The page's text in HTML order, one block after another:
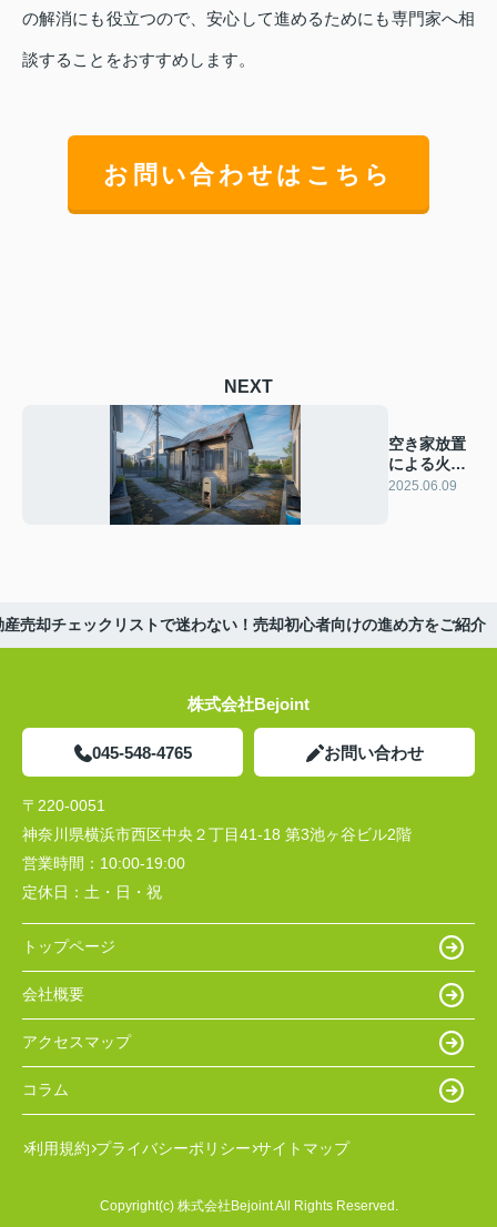
の解消にも役立つので、安心して進めるためにも専門家へ相
談することをおすすめします。
お問い合わせはこちら
NEXT
空き家放置
による火災
リスクにつ
2025.06.09
売却チェックリストで迷わない！売却初心者向けの進め方をご紹介
株式会社Bejoint
045-548-4765 お問い合わせ
〒220-0051
神奈川県横浜市西区中央２丁目41-18 第3池ヶ谷ビル2階
営業時間： 10:00-19:00
定休日： 土・日・祝
トップページ
会社概要
アクセスマップ
コラム
利用規約 プライバシーポリシー サイトマップ
Copyright(c) 株式会社Bejoint All Rights Reserved.